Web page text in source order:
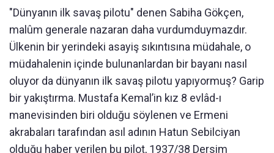
"Dünyanın ilk savaş pilotu" denen Sabiha Gökçen,
malûm generale nazaran daha vurdumduymazdır.
Ülkenin bir yerindeki asayiş sıkıntısına müdahale, o
müdahalenin içinde bulunanlardan bir bayanı nasıl
oluyor da dünyanın ilk savaş pilotu yapıyormuş? Garip
bir yakıştırma. Mustafa Kemal’in kız 8 evlâd-ı
manevisinden biri olduğu söylenen ve Ermeni
akrabaları tarafından asıl adının Hatun Sebilciyan
olduğu haber verilen bu pilot, 1937/38 Dersim